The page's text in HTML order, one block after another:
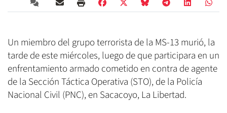
Un miembro del grupo terrorista de la MS-13 murió, la
tarde de este miércoles, luego de que participara en un
enfrentamiento armado cometido en contra de agente
de la Sección Táctica Operativa (STO), de la Policía
Nacional Civil (PNC), en Sacacoyo, La Libertad.